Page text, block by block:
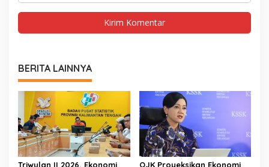
BERITA LAINNYA
Triwulan II 2026, Ekonomi OJK Proyeksikan Ekonomi